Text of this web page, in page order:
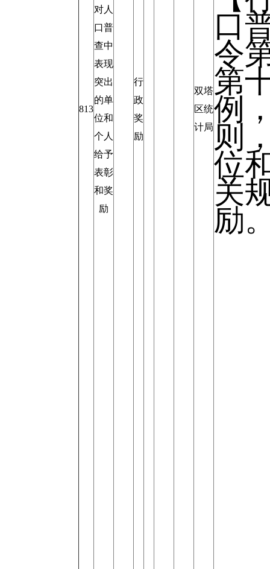
813
对人
口普
查中
表现
突出
的单
位和
个人
给予
表彰
和奖
励
行
政
奖
励
双塔
区统
计局
口
令
第
例
则
位
关
励